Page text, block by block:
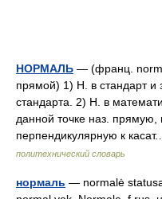
НОРМАЛЬ — (франц.
прямой) 1) Н. в стандарт и
стандарта. 2) Н. в
данной точке наз. прямую,
перпендикулярную к
политехнический словарь
нормаль — normalė